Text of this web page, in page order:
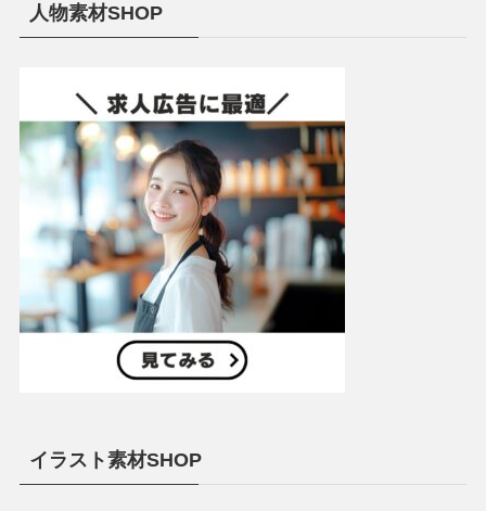
人物素材SHOP
イラスト素材SHOP